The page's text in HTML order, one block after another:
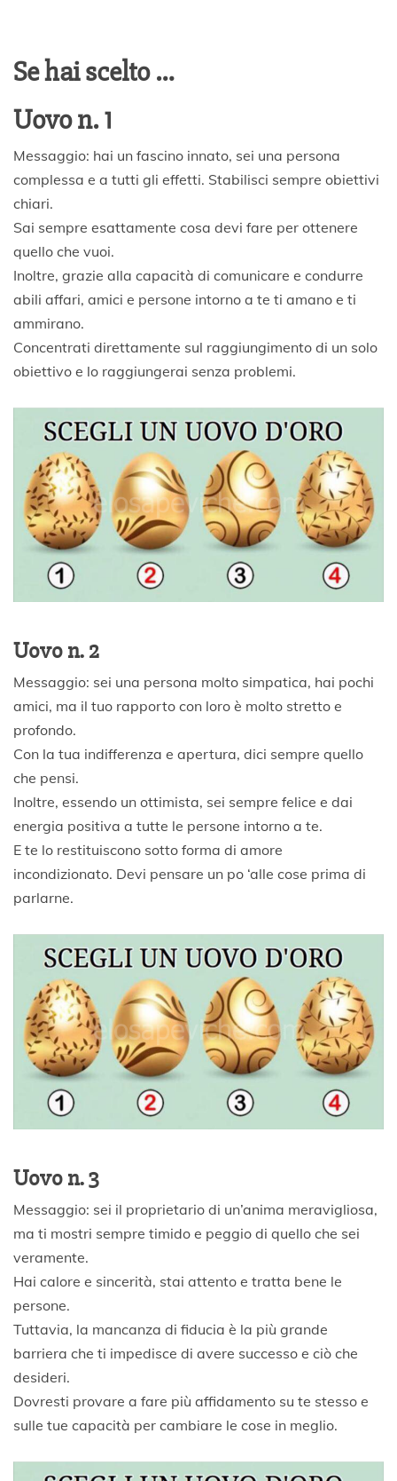
Se hai scelto …
Uovo n. 1
Messaggio: hai un fascino innato, sei una persona
complessa e a tutti gli effetti. Stabilisci sempre obiettivi
chiari.
Sai sempre esattamente cosa devi fare per ottenere
quello che vuoi.
Inoltre, grazie alla capacità di comunicare e condurre
abili affari, amici e persone intorno a te ti amano e ti
ammirano.
Concentrati direttamente sul raggiungimento di un solo
obiettivo e lo raggiungerai senza problemi.
Uovo n. 2
Messaggio: sei una persona molto simpatica, hai pochi
amici, ma il tuo rapporto con loro è molto stretto e
profondo.
Con la tua indifferenza e apertura, dici sempre quello
che pensi.
Inoltre, essendo un ottimista, sei sempre felice e dai
energia positiva a tutte le persone intorno a te.
E te lo restituiscono sotto forma di amore
incondizionato. Devi pensare un po ‘alle cose prima di
parlarne.
Uovo n. 3
Messaggio: sei il proprietario di un’anima meravigliosa,
ma ti mostri sempre timido e peggio di quello che sei
veramente.
Hai calore e sincerità, stai attento e tratta bene le
persone.
Tuttavia, la mancanza di fiducia è la più grande
barriera che ti impedisce di avere successo e ciò che
desideri.
Dovresti provare a fare più affidamento su te stesso e
sulle tue capacità per cambiare le cose in meglio.